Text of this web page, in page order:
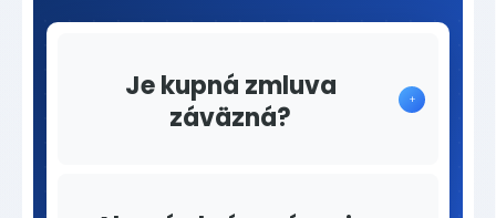
Je kupná zmluva
záväzná?
+